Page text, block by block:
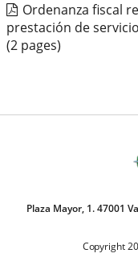
Ordenanza fiscal
prestación de
(2 pages)
Plaza Mayor, 1. 47001
Copyright